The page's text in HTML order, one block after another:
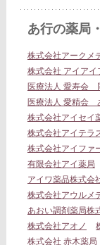
あ行の薬局
株式会社アークメ
株式会社 アイアイ
医療法人 愛寿会
医療法人 愛精会
株式会社アイセイ
株式会社アイテラ
株式会社アイファ
有限会社アイ薬局
アイワ薬品株式会
株式会社アウルメ
あおい調剤薬局株
株式会社アオノ
株式会社 赤木薬局